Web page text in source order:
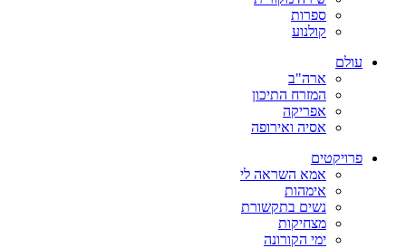
ספרות
קולנוע
עולם
ארה"ב
המזרח התיכון
אפריקה
אסיה ואירופה
פרויקטים
אמא השראה לי
אימהות
נשים בתקשורת
מצחיקות
ימי הקורונה